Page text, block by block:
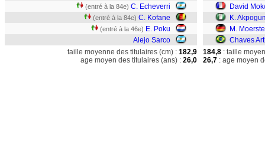
(entré à la 84e) C. Echeverri
(entré à la 84e) C. Kofane
(entré à la 46e) E. Poku
Alejo Sarco
David
K.
M.
Chaves
taille moyenne des titulaires (cm) : 182,9
age moyen des titulaires (ans) : 26,0
184,8 : taille
26,7 : age moyen